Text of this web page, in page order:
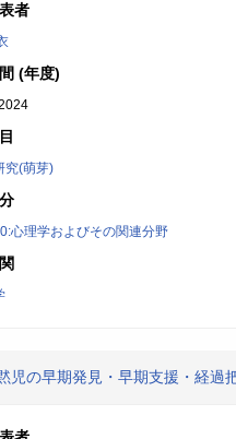
者
(年度)
究(萌芽)
心理学およびその関連分野
児の早期発見・早期支援・経過